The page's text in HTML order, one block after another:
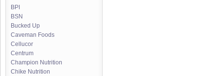
BPI
BSN
Bucked Up
Caveman Foods
Cellucor
Centrum
Champion Nutrition
Chike Nutrition